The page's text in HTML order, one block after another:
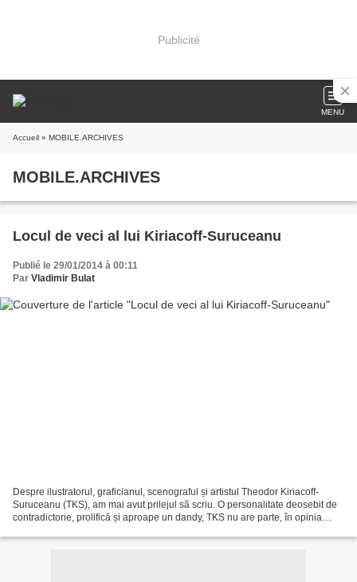
Publicité
MENU
Accueil » MOBILE.ARCHIVES
MOBILE.ARCHIVES
Locul de veci al lui Kiriacoff-Suruceanu
Publié le 29/01/2014 à 00:11
Par Vladimir Bulat
Despre ilustratorul, graficianul, scenograful și artistul Theodor Kiriacoff-
Suruceanu (TKS), am mai avut prilejul să scriu. O personalitate deosebit de
contradictorie, prolifică și aproape un dandy, TKS nu are parte, în opinia